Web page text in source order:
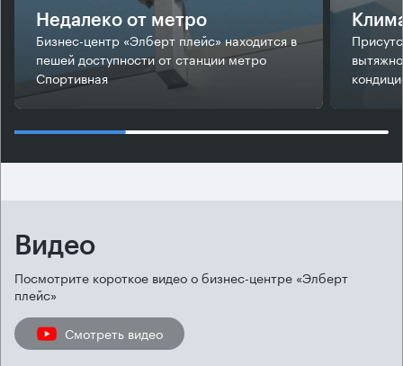
Недалеко от метро
Бизнес-центр «Элберт плейс» находится в
пешей доступности от станции метро
Спортивная
Видео
Посмотрите короткое видео о бизнес-центре «Элберт
плейс»
Смотреть видео